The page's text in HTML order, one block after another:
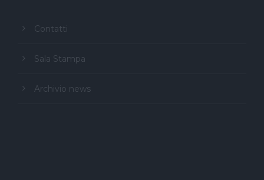
Contatti
Sala Stampa
Archivio news